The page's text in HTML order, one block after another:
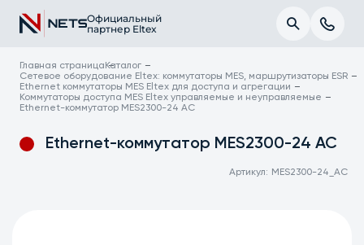
Официальный
партнер Eltex
Главная страница Каталог
Сетевое оборудование Eltex: коммутаторы MES, маршрутизаторы ESR
Ethernet коммутаторы MES Eltex для доступа и агрегации
Коммутаторы доступа MES Eltex управляемые и неуправляемые
Ethernet-коммутатор MES2300-24 AC
Ethernet-коммутатор MES2300-24 AC
Артикул: MES2300-24_AC